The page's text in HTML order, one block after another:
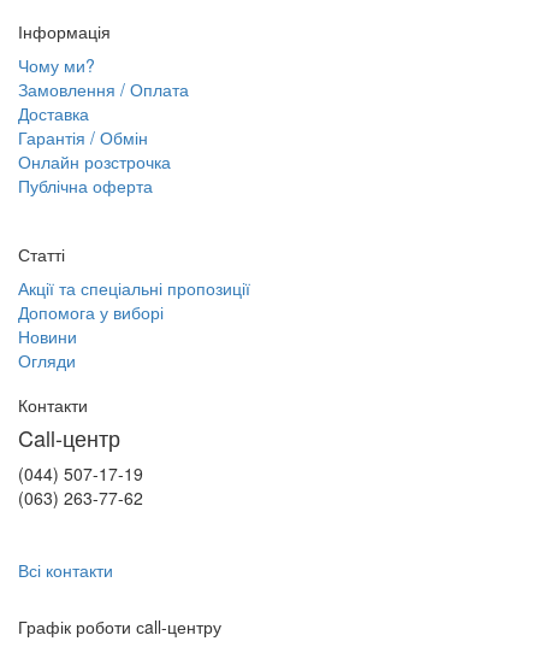
Інформація
Чому ми?
Замовлення / Оплата
Доставка
Гарантія / Обмін
Онлайн розстрочка
Публічна оферта
Статті
Акції та спеціальні пропозиції
Допомога у виборі
Новини
Огляди
Контакти
Call-центр
(044) 507-17-19
(063) 263-77-62
Всі контакти
Графік роботи сall-центру